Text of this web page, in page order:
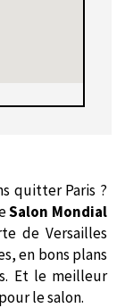
quitter Paris ?
Salon Mondial
de Versailles
en bons plans
Et le meilleur
le salon.